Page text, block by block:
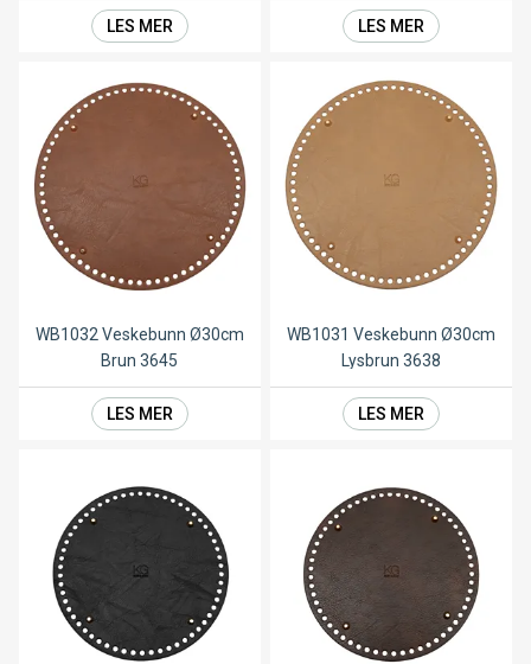
LES MER LES MER
WB1032 Veskebunn Ø30cm
Brun 3645
LES MER
WB1031 Veskebunn Ø30cm
Lysbrun 3638
LES MER